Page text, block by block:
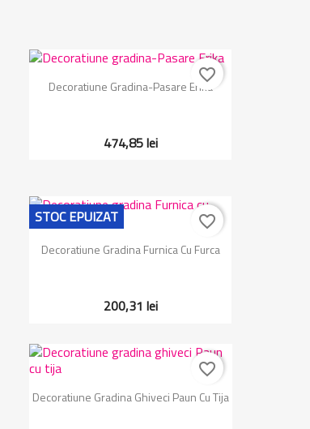
Vizualizare rapida
Decoratiune Gradina-Pasare Erika
474,85 lei
favorite_border
Vizualizare rapida
Decoratiune Gradina Furnica Cu Furca
200,31 lei
STOC EPUIZAT favorite_border
 Vizualizare rapida
Decoratiune Gradina Ghiveci Paun Cu Tija
favorite_border